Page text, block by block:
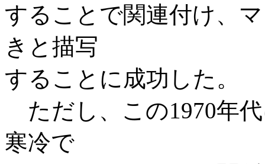
することで関連付け、
きと描写
することに成功した。
ただし、この1970年
寒冷で